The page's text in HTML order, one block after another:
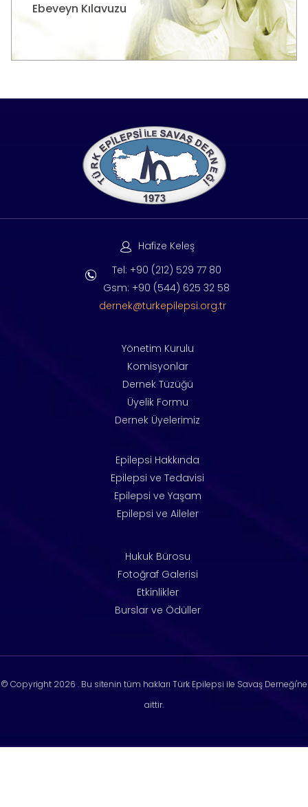
Ebeveyn Kılavuzu
Hafize Keleş
Tel: +90 (212) 529 77 80
Gsm: +90 (544) 625 32 58
dernek@turkepilepsi.org.tr
Yönetim Kurulu
Komisyonlar
Dernek Tüzüğü
Üyelik Formu
Dernek Üyelerimiz
Epilepsi Hakkında
Epilepsi ve Tedavisi
Epilepsi ve Yaşam
Epilepsi ve Aileler
Hukuk Bürosu
Fotoğraf Galerisi
Etkinlikler
Burslar ve Ödüller
© Copyright 2026 . Bu sitenin tüm hakları Türk Epilepsi ile Savaş Derneği'ne
aittir.